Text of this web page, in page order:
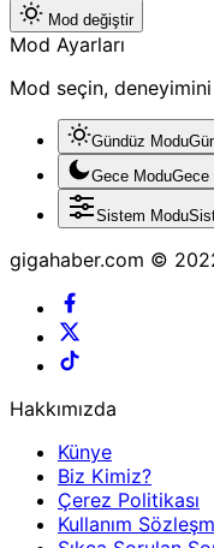
Mod değiştir
Mod Ayarları
Mod seçin,
Gündüz Modu
Gece ModuGece
Sistem Modu
gigahaber.com ©
Hakkımızda
Künye
Biz Kimiz?
Çerez Politikası
Kullanım